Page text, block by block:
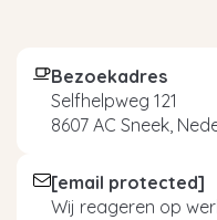
Bezoekadres
Selfhelpweg 121
8607 AC Sneek,
[email protected]
Wij reageren op